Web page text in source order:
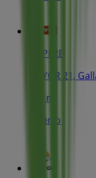
MAPFRE
MAYOR 21,
284 m
Abierto